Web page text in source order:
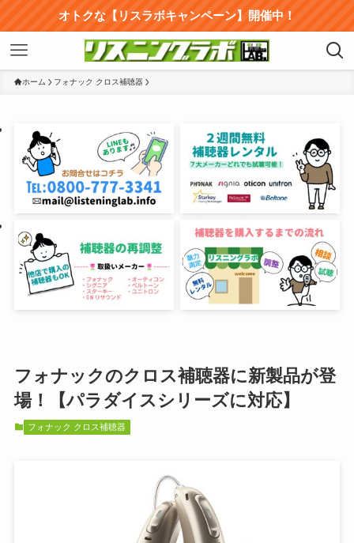
オトクな【リスラボキャンペーン】開催中！
ホーム フォナック クロス補聴器
フォナックのクロス補聴器に新製品が登
場！【パラダイスシリーズに対応】
フォナック クロス補聴器